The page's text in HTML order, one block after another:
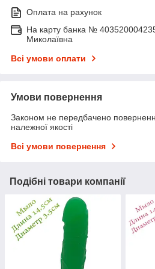
Оплата на рахунок
На карту банка №
Миколаївна
Всі умови оплати
Умови повернення
Законом не передбачено
належної якості
Всі умови повернення
Подібні товари компанії